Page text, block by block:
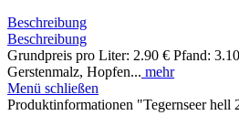
Beschreibung
Beschreibung
Grundpreis pro Liter: 2.90 € Pfand:
Gerstenmalz, Hopfen... mehr
Menü schließen
Produktinformationen "Tegernseer